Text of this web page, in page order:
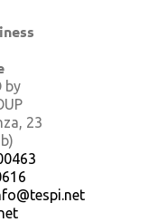
by
23